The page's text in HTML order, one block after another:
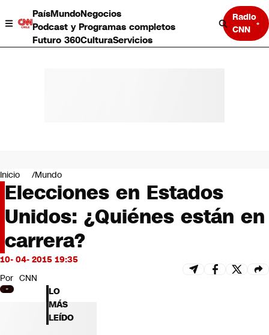
PaísMundoNegocios
Podcast y Programas completos
Futuro 360CulturaServicios
Radio
CNN
Negocios
Deportes
Programas completos
Cultura
Servicios
Bits
CNN tiempo
Futuro 360
Opinión
Inicio Mundo
Elecciones en Estados
Unidos: ¿Quiénes están en
carrera?
10- 04- 2015 19:35
Por CNN
LO
MÁS
LEÍDO